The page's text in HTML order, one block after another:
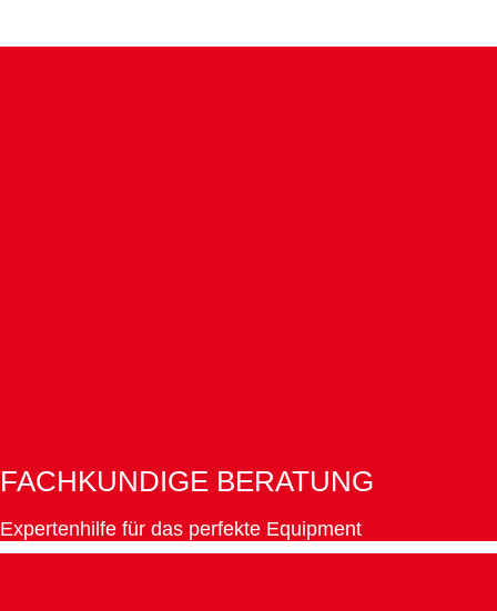
FACHKUNDIGE BERATUNG
Expertenhilfe für das perfekte Equipment